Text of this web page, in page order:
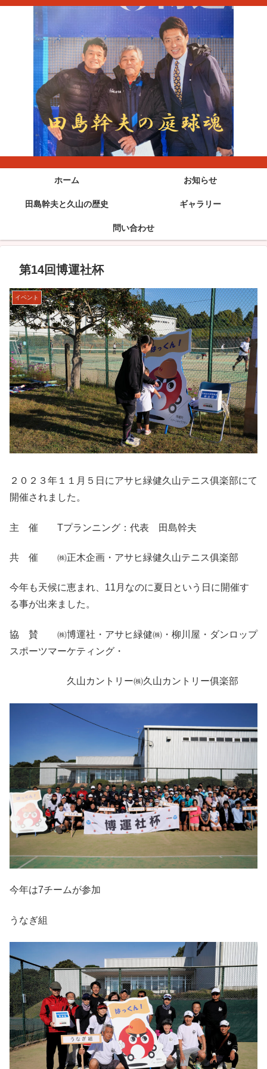
ホーム お知らせ
田島幹夫と久山の歴史 ギャラリー
問い合わせ
第14回博運社杯
イベント
２０２３年１１月５日にアサヒ緑健久山テニス俱楽部にて
開催されました。
主 催 Tプランニング：代表 田島幹夫
共 催 ㈱正木企画・アサヒ緑健久山テニス俱楽部
今年も天候に恵まれ、11月なのに夏日という日に開催す
る事が出来ました。
協 賛 ㈱博運社・アサヒ緑健㈱・柳川屋・ダンロップ
スポーツマーケティング・
久山カントリー㈱久山カントリー俱楽部
今年は7チームが参加
うなぎ組